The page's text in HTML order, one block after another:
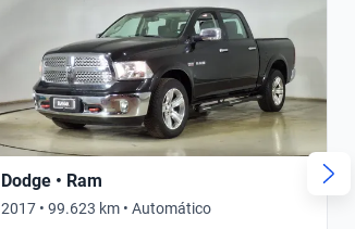
Dodge • Ram
2017 • 99.623 km • Automático